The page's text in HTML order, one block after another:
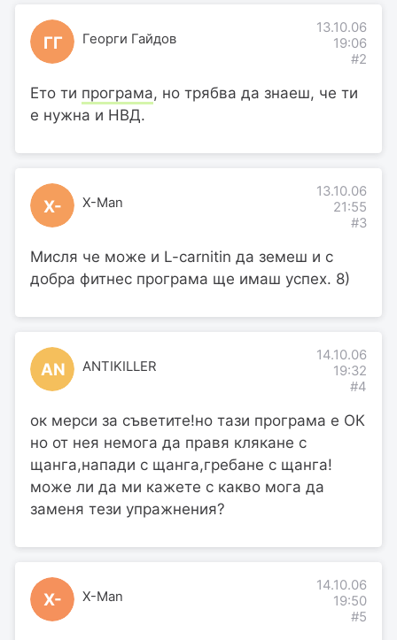
ГГ Георги Гайдов
13.10.06
19:06
#2
Ето ти програма, но трябва да знаеш, че ти
е нужна и НВД.
X- X-Man
13.10.06
21:55
#3
Мисля че може и L-carnitin да земеш и с
добра фитнес програма ще имаш успех. 8)
AN ANTIKILLER
14.10.06
19:32
#4
ок мерси за съветите!но тази програма е ОК
но от нея немога да правя клякане с
щанга,напади с щанга,гребане с щанга!
може ли да ми кажете с какво мога да
заменя тези упражнения?
X- X-Man
14.10.06
19:50
#5